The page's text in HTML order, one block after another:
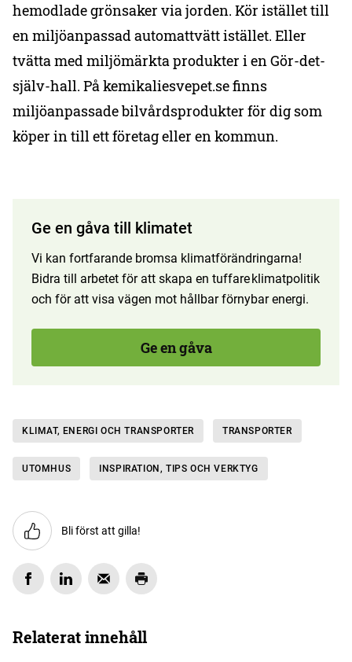
hemodlade grönsaker via jorden. Kör istället till
en miljöanpassad automattvätt istället. Eller
tvätta med miljömärkta produkter i en Gör-det-
själv-hall. På kemikaliesvepet.se finns
miljöanpassade bilvårdsprodukter för dig som
köper in till ett företag eller en kommun.
Ge en gåva till klimatet
Vi kan fortfarande bromsa klimatförändringarna!
Bidra till arbetet för att skapa en tuffare klimatpolitik
och för att visa vägen mot hållbar förnybar energi.
Ge en gåva
KLIMAT, ENERGI OCH TRANSPORTER TRANSPORTER
UTOMHUS INSPIRATION, TIPS OCH VERKTYG
Bli först att gilla!
Relaterat innehåll